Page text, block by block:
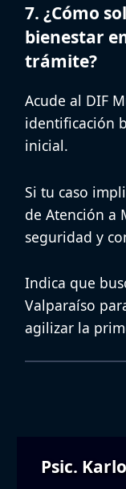
7. ¿Cómo
bienestar
trámite?
Acude al DIF
identificación
inicial.
Si tu caso
de Atención a
seguridad y
Indica que
Valparaíso
agilizar la
Psic.